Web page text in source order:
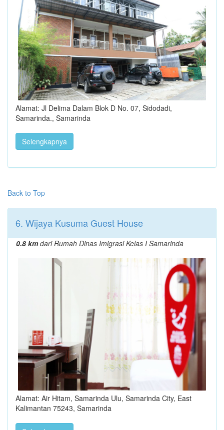
Alamat: Jl Delima Dalam Blok D No. 07, Sidodadi,
Samarinda., Samarinda
Selengkapnya
Back to Top
6. Wijaya Kusuma Guest House
0.8 kmdari Rumah Dinas Imigrasi Kelas I Samarinda
Alamat: Air Hitam, Samarinda Ulu, Samarinda City, East
Kalimantan 75243, Samarinda